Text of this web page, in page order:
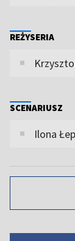
REŻYSERIA
SCENARIUSZ
Ilona